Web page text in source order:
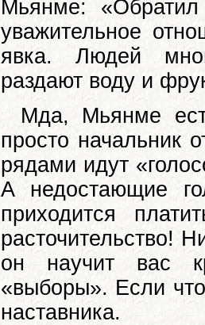
Мьянме:
уважительное
явка. Людей
раздают воду и
Мда, Мьянме
просто начальник
рядами идут
А недостающие
приходится
расточительство!
он научит вас
«выборы». Если
наставника.